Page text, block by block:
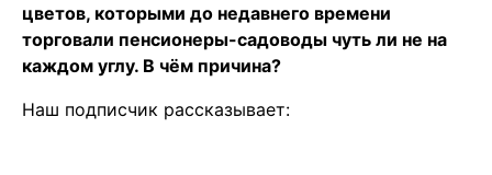
цветов, которыми до недавнего времени
торговали пенсионеры-садоводы чуть ли не на
каждом углу. В чём причина?
Наш подписчик рассказывает: